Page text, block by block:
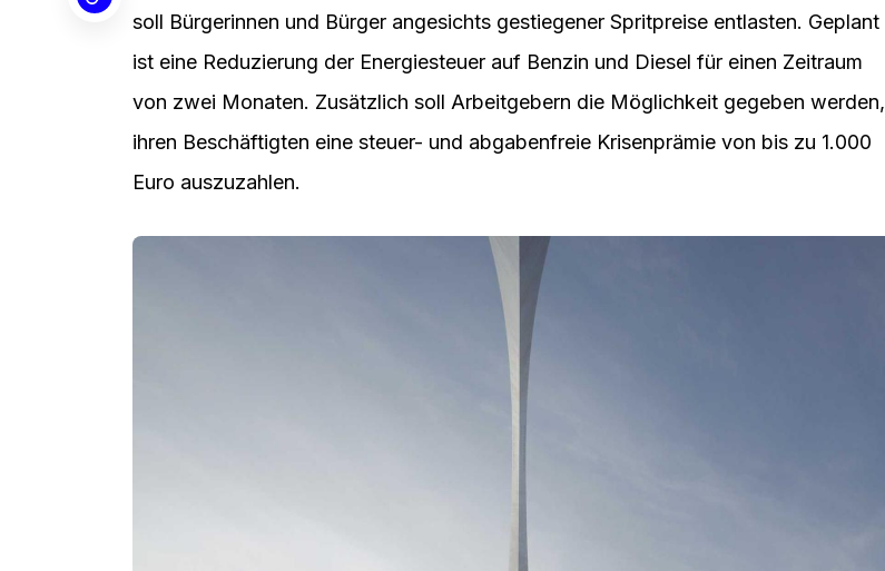
soll Bürgerinnen und Bürger angesichts gestiegener Spritpreise entlasten. Geplant
ist eine Reduzierung der Energiesteuer auf Benzin und Diesel für einen Zeitraum
von zwei Monaten. Zusätzlich soll Arbeitgebern die Möglichkeit gegeben werden,
ihren Beschäftigten eine steuer- und abgabenfreie Krisenprämie von bis zu 1.000
Euro auszuzahlen.